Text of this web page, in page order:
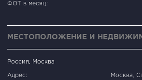
ФОТ в месяц:
МЕСТОПОЛОЖЕНИЕ И
Россия, Москва
Адрес: Москва,